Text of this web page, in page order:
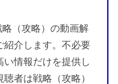
（攻略）の動画解
紹介します。不必要
い情報だけを提供し
者は戦略（攻略）